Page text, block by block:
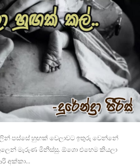
පස්සේ හුඟක් වෙලාවට ඉතුරු වෙන්නේ
මැරුණ මිනිස්සු. ඕශො එහෙම කියලා
අක්කා...